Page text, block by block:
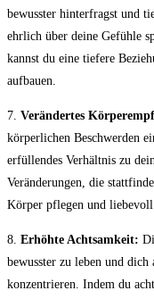
bewusster hinterfragst und
ehrlich über deine Gefühle
kannst du eine tiefere
aufbauen.
7. Verändertes
körperlichen Beschwerden
erfüllendes Verhältnis zu
Veränderungen, die
Körper pflegen und liebevoll
8. Erhöhte Achtsamkeit:
bewusster zu leben und
konzentrieren. Indem du